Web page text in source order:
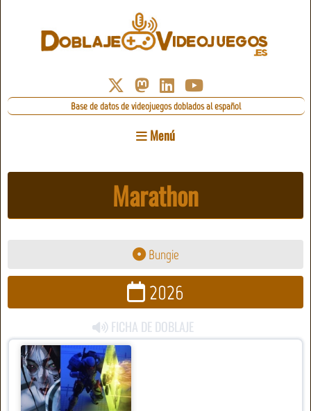
Base de datos de videojuegos doblados al español
Menú
Marathon
Bungie
2026
FICHA DE DOBLAJE